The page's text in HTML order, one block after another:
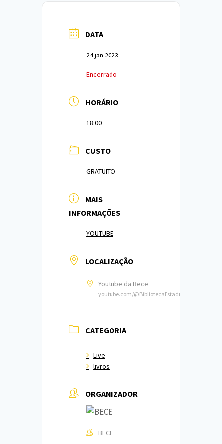
DATA
24 jan 2023
Encerrado
HORÁRIO
18:00
CUSTO
GRATUITO
MAIS
INFORMAÇÕES
YOUTUBE
LOCALIZAÇÃO
Youtube da Bece
youtube.com/@BibliotecaEstadualdoCeara
CATEGORIA
Live
livros
ORGANIZADOR
BECE